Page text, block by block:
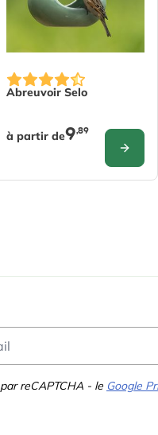
page
Abreuvoir Selo
The price depends on
à partir de9,89
reCAPTCHA - le Google